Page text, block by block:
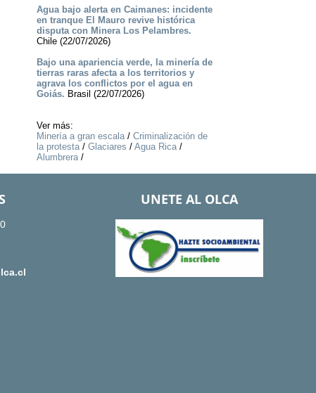
Agua bajo alerta en Caimanes: incidente
en tranque El Mauro revive histórica
disputa con Minera Los Pelambres.
Chile (22/07/2026)
Bajo una apariencia verde, la minería de
tierras raras afecta a los territorios y
agrava los conflictos por el agua en
Goiás. Brasil (22/07/2026)
Ver más:
Minería a gran escala/ Criminalización de
la protesta/ Glaciares / Agua Rica/
Alumbrera/
UNETE AL OLCA